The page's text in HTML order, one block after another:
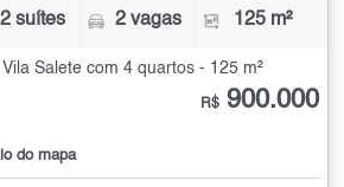
2 suítes 2 vagas 125 m²
Salete com 4 quartos - 125 m²
do mapa
R$ 900.000